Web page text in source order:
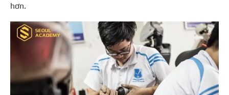
hơn.